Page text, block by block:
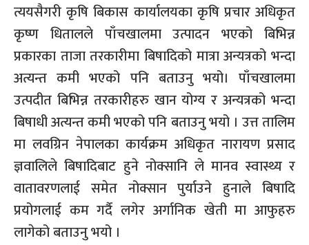
त्ययसैगरी कृषि बिकास कार्यालयका कृषि प्रचार अधिकृत
कृष्ण धितालले पाँचखालमा उत्पादन भएको बिभिन्न
प्रकारका ताजा तरकारीमा बिषादिको मात्रा अन्यत्रको भन्दा
अत्यन्त कमी भएको पनि बताउनु भयो। पाँचखालमा
उत्पदीत बिभिन्न तरकारीहरु खान योग्य र अन्यत्रको भन्दा
बिषाधी अत्यन्त कमी भएको पनि बताउनु भयो । उत्त तालिम
मा लवग्रिन नेपालका कार्यक्रम अधिकृत नारायण प्रसाद
ज्ञवालिले बिषादिबाट हुने नोक्सानि ले मानव स्वास्थ्य र
वातावरणलाई समेत नोक्सान पुर्याउने हुनाले बिषादि
प्रयोगलाई कम गर्दै लगेर अर्गानिक खेती मा आफुहरु
लागेको बताउनु भयो ।